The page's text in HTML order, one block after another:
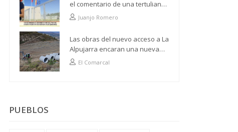
el comentario de una tertuliana
tras hacer alusión al
analfabetismo con la comarca
Juanjo Romero
Las obras del nuevo acceso a La
Alpujarra encaran una nueva
faseEl Comarcal
PUEBLOS